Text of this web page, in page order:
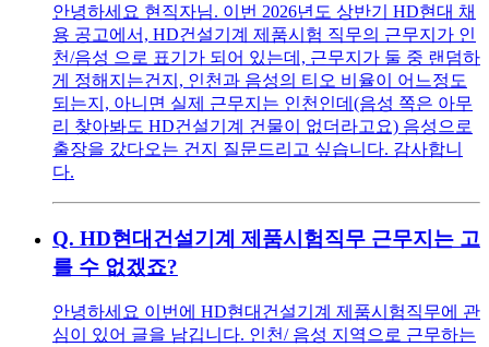
안녕하세요 현직자님. 이번 2026년도 상반기 HD현대 채
용 공고에서, HD건설기계 제품시험 직무의 근무지가 인
천/음성 으로 표기가 되어 있는데, 근무지가 둘 중 랜덤하
게 정해지는건지, 인천과 음성의 티오 비율이 어느정도
되는지, 아니면 실제 근무지는 인천인데(음성 쪽은 아무
리 찾아봐도 HD건설기계 건물이 없더라고요) 음성으로
출장을 갔다오는 건지 질문드리고 싶습니다. 감사합니
다.
Q. HD현대건설기계 제품시험직무 근무지는 고
를 수 없겠죠?
안녕하세요 이번에 HD현대건설기계 제품시험직무에 관
심이 있어 글을 남깁니다. 인천/ 음성 지역으로 근무하는